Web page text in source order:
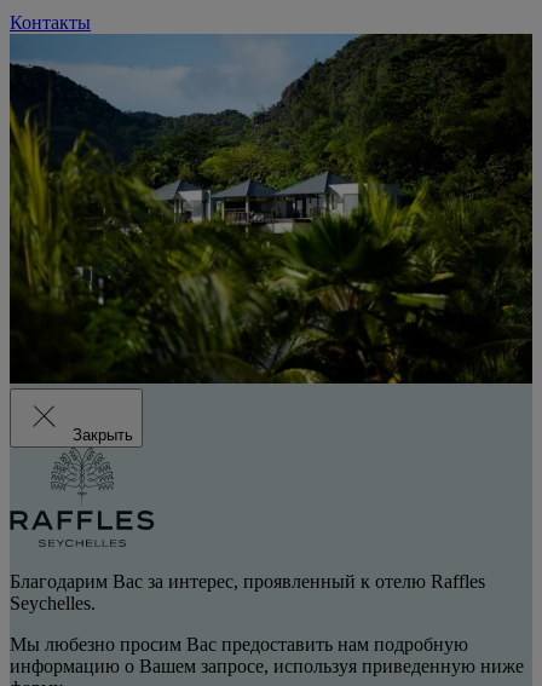
Контакты
Закрыть
Благодарим Вас за интерес, проявленный к отелю Raffles
Seychelles.
Мы любезно просим Вас предоставить нам подробную
информацию о Вашем запросе, используя приведенную ниже